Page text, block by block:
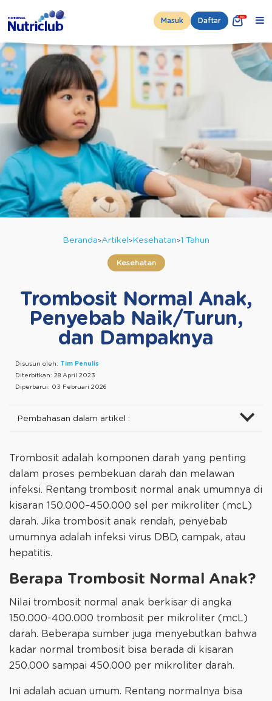
Masuk Daftar
Beranda Artikel Kesehatan 1 Tahun
Kesehatan
Trombosit Normal Anak,
Penyebab Naik/Turun,
dan Dampaknya
Disusun oleh: Tim Penulis
Diterbitkan: 28 April 2023
Diperbarui: 03 Februari 2026
Pembahasan dalam artikel :
Trombosit adalah komponen darah yang penting
dalam proses pembekuan darah dan melawan
infeksi. Rentang trombosit normal anak umumnya di
kisaran 150.000–450.000 sel per mikroliter (mcL)
darah. Jika trombosit anak rendah, penyebab
umumnya adalah infeksi virus DBD, campak, atau
hepatitis.
Berapa Trombosit Normal Anak?
Nilai trombosit normal anak berkisar di angka
150.000-400.000 trombosit per mikroliter (mcL)
darah. Beberapa sumber juga menyebutkan bahwa
kadar normal trombosit bisa berada di kisaran
250.000 sampai 450.000 per mikroliter darah.
Ini adalah acuan umum. Rentang normalnya bisa